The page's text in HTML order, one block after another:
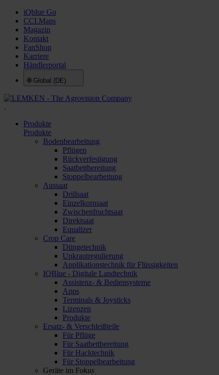
iQblue Go
CCI.Maps
Magazin
Kontakt
FanShop
Karriere
Händlerportal
🌐 Global (DE)
.
Produkte
Produkte
Bodenbearbeitung
Pflügen
Rückverfestigung
Saatbettbereitung
Stoppelbearbeitung
Aussaat
Drillsaat
Einzelkornsaat
Zwischenfruchtsaat
Direktsaat
Equalizer
Crop Care
Düngetechnik
Unkrautregulierung
Applikationstechnik für Flüssigkeiten
IQBlue - Digitale Landtechnik
Assistenz- & Bediensysteme
Apps
Terminals & Joysticks
Lizenzen
Produkte
Ersatz- & Verschleißteile
Für Pflüge
Für Saatbettbereitung
Für Hacktechnik
Für Stoppelbearbeitung
Geräte im Fokus